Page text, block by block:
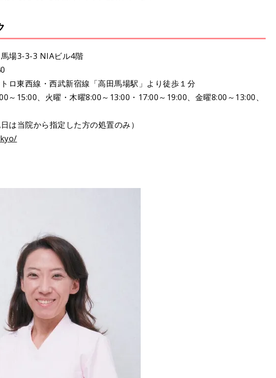
場3-3-3 NIAビル4階
ロ東西線・西武新宿線「高田馬場駅」より徒歩１分
～15:00、火曜・木曜8:00～13:00・17:00～19:00、金曜8:00～13:00、
は当院から指定した方の処置のみ）